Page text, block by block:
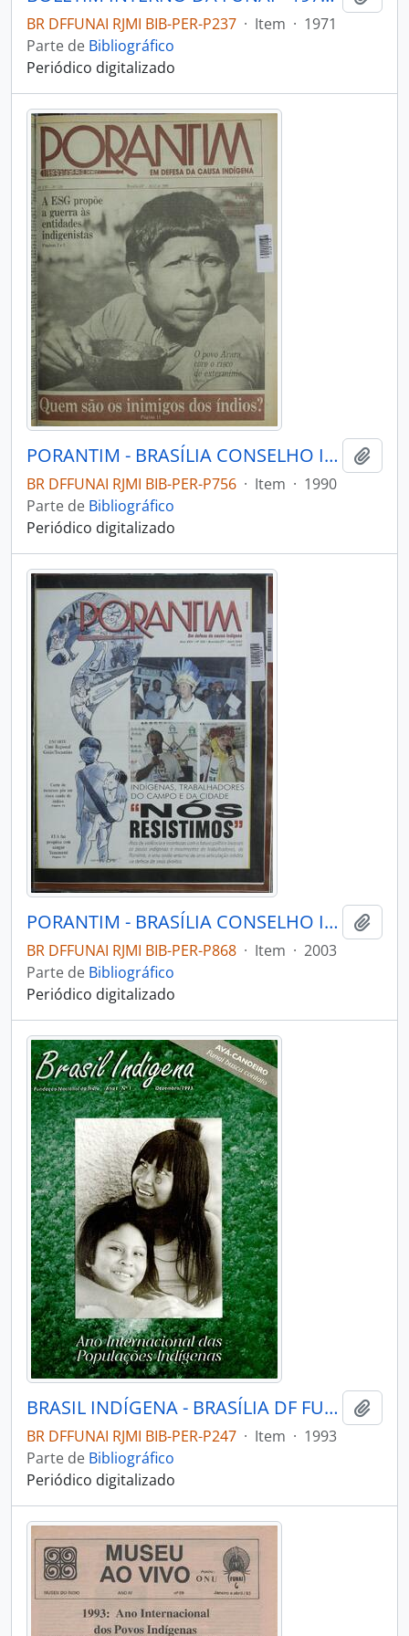
BR DFFUNAI RJMI BIB-PER-P237 · Item · 1971
Parte de Bibliográfico
Periódico digitalizado
PORANTIM - BRASÍLIA CONSELHO INDIGENISTA MISSIONÁRIO - 1990 - Nº129
BR DFFUNAI RJMI BIB-PER-P756 · Item · 1990
Parte de Bibliográfico
Periódico digitalizado
PORANTIM - BRASÍLIA CONSELHO INDIGENISTA MISSIONÁRIO - 2003 - Nº254
BR DFFUNAI RJMI BIB-PER-P868 · Item · 2003
Parte de Bibliográfico
Periódico digitalizado
BRASIL INDÍGENA - BRASÍLIA DF FUNDAÇÃO NACIONAL DO ÍNDIO - 1993 - Nº01
BR DFFUNAI RJMI BIB-PER-P247 · Item · 1993
Parte de Bibliográfico
Periódico digitalizado